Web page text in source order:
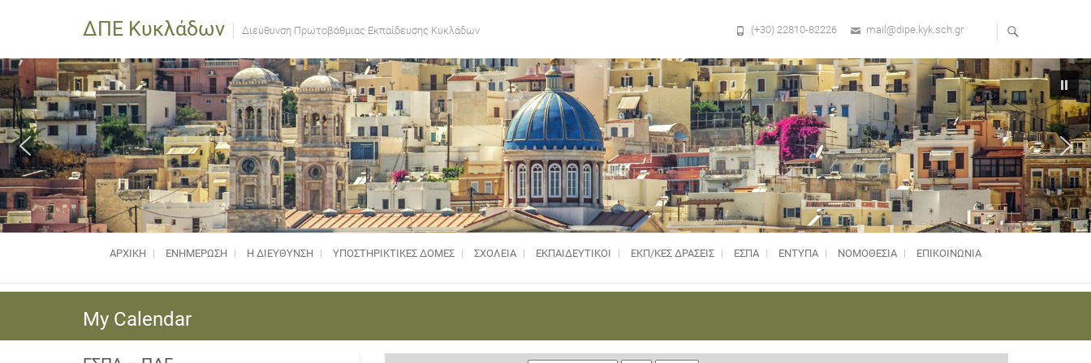
ΔΠΕ Κυκλάδων Διεύθυνση Πρωτοβάθμιας Εκπαίδευσης Κυκλάδων (+30) 22810-82226 mail@dipe.kyk.sch.gr
ΑΡΧΙΚΗ ΕΝΗΜΈΡΩΣΗ Η ΔΙΕΥΘΥΝΣΗ ΥΠΟΣΤΗΡΙΚΤΙΚΈΣ ΔΟΜΈΣ ΣΧΟΛΕΙΑ ΕΚΠΑΙΔΕΥΤΙΚΟΙ ΕΚΠ/ΚΕΣ ΔΡΑΣΕΙΣ ΕΣΠΑ ΕΝΤΥΠΑ ΝΟΜΟΘΕΣΊΑ ΕΠΙΚΟΙΝΩΝΙΑ
My Calendar